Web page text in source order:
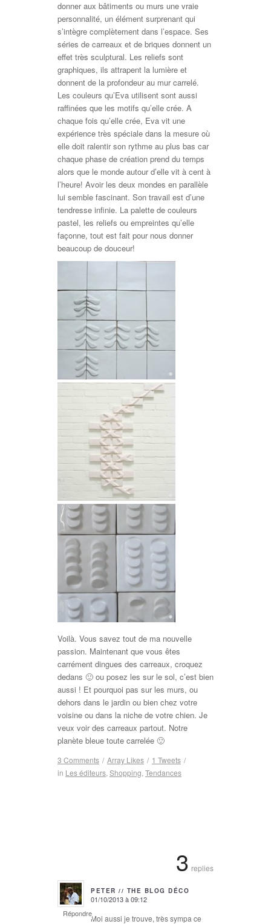
donner aux bâtiments ou murs une vraie
personnalité, un élément surprenant qui
s’intègre complètement dans l’espace. Ses
séries de carreaux et de briques donnent un
effet très sculptural. Les reliefs sont
graphiques, ils attrapent la lumière et
donnent de la profondeur au mur carrelé.
Les couleurs qu’Eva utilisent sont aussi
raffinées que les motifs qu’elle crée. A
chaque fois qu’elle crée, Eva vit une
expérience très spéciale dans la mesure où
elle doit ralentir son rythme au plus bas car
chaque phase de création prend du temps
alors que le monde autour d’elle vit à cent à
l’heure! Avoir les deux mondes en parallèle
lui semble fascinant. Son travail est d’une
tendresse infinie. La palette de couleurs
pastel, les reliefs ou empreintes qu’elle
façonne, tout est fait pour nous donner
beaucoup de douceur!
Voilà. Vous savez tout de ma nouvelle
passion. Maintenant que vous êtes
carrément dingues des carreaux, croquez
dedans 🙂 ou posez les sur le sol, c’est bien
aussi ! Et pourquoi pas sur les murs, ou
dehors dans le jardin ou bien chez votre
voisine ou dans la niche de votre chien. Je
veux voir des carreaux partout. Notre
planète bleue toute carrelée 🙂
3 Comments / Array Likes / 1 Tweets /
in Les éditeurs, Shopping, Tendances
3 replies
PETER // THE BLOG DÉCO
says:
01/10/2013 à 09:12
Moi aussi je trouve, très sympa ce
Répondre